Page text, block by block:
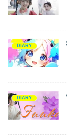
DIARY
DIARY